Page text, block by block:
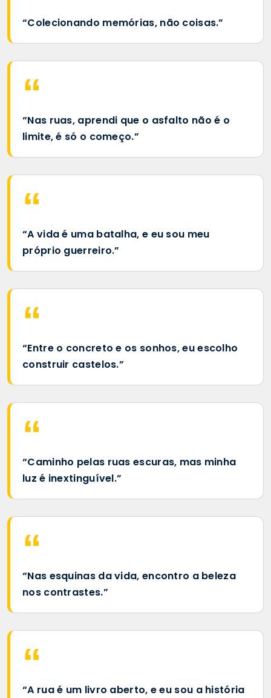
“Colecionando memórias, não coisas.”
“Nas ruas, aprendi que o asfalto não é o
limite, é só o começo.”
“A vida é uma batalha, e eu sou meu
próprio guerreiro.”
“Entre o concreto e os sonhos, eu escolho
construir castelos.”
“Caminho pelas ruas escuras, mas minha
luz é inextinguível.”
“Nas esquinas da vida, encontro a beleza
nos contrastes.”
“A rua é um livro aberto, e eu sou a história